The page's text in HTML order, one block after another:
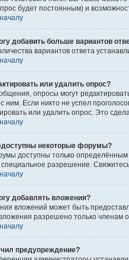
будет постоянным) и
добавить больше вариантов
вариантов ответа
или удалить опрос?
опросы могут
ним. Если никто не успел
или удалить опрос. Это
некоторые форумы?
доступны только определённым
специальное разрешение.
добавлять вложения?
вложений может быть
разрешено только членам
предупреждение?